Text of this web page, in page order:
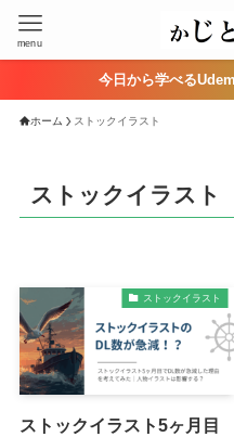
menu
今日から学べる
ホーム ストックイラスト
ストックイラスト
ストックイラスト
ストックイラスト5ヶ月目